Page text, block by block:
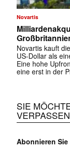
Novartis
Novartis kauft
US-Dollar als
Eine hohe
eine erst in der
SIE
Abonnieren Sie